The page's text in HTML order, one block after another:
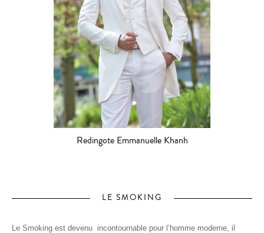
Redingote Emmanuelle Khanh
LE SMOKING
Le Smoking est devenu incontournable pour l’homme moderne, il